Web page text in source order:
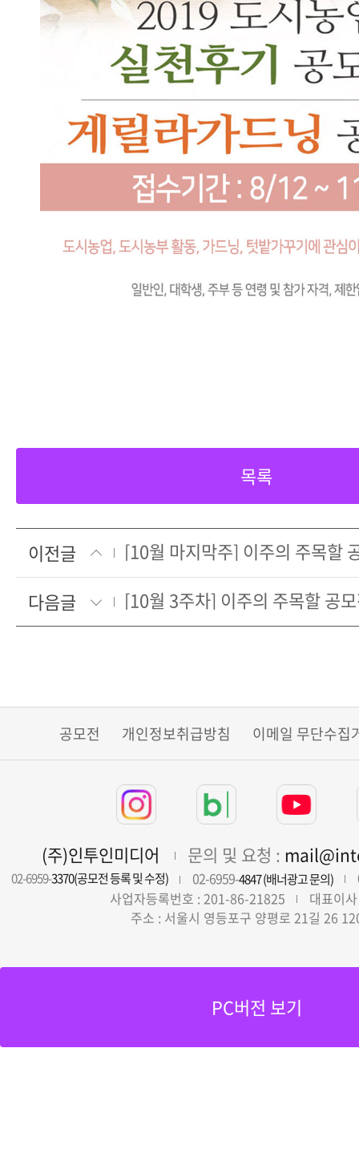
목록
이전글
[10월 마지막주] 이주의 주목할
다음글
[10월 3주차] 이주의 주목할 공
공모전 개인정보취급방침 이메일 무단수집
(주)인투인미디어 문의 및 요청 :
02-6959-3370(공모전 등록 및 수정) 02-6959-4847 (배너광고 문의)
사업자등록번호 : 201-86-21825
대표이
주소 : 서울시 영등포구 양평로 21길 26
PC버전 보기